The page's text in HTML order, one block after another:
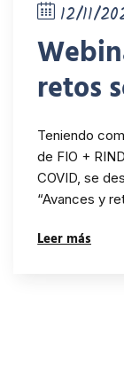
12/11/
retos
el
Teniendo
de FIO +
COVID, se
“Avances y
Leer más